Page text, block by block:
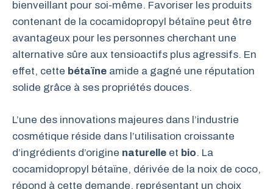
bienveillant pour soi-même. Favoriser les produits
contenant de la cocamidopropyl bétaïne peut être
avantageux pour les personnes cherchant une
alternative sûre aux tensioactifs plus agressifs. En
effet, cette bétaïne amide a gagné une réputation
solide grâce à ses propriétés douces.
L’une des innovations majeures dans l’industrie
cosmétique réside dans l’utilisation croissante
d’ingrédients d’origine naturelle et bio. La
cocamidopropyl bétaïne, dérivée de la noix de coco,
répond à cette demande, représentant un choix